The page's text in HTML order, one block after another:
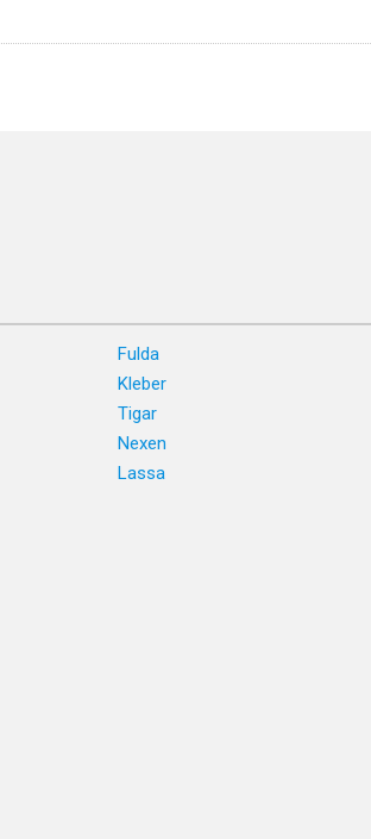
Fulda
Kleber
Tigar
Nexen
Lassa